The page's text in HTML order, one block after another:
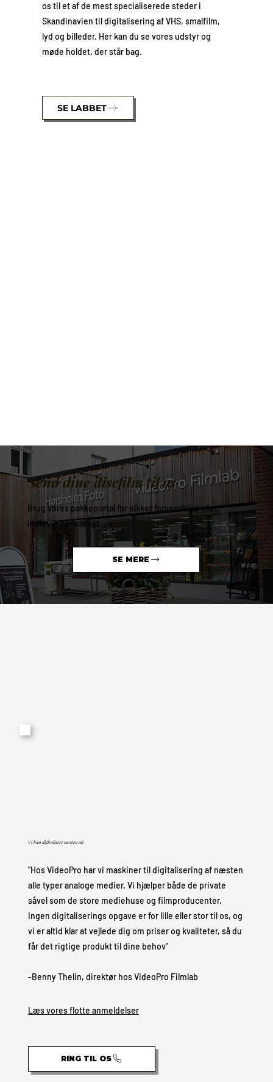
os til et af de mest specialiserede steder i
Skandinavien til digitalisering af VHS, smalfilm,
lyd og billeder. Her kan du se vores udstyr og
møde holdet, der står bag.
SE LABBET
Send dine discfilm til os
Brug vores pakkeportal for sikker forsendelse eller
indlevér personligt
SE MERE
Vi kan digitalisere næsten alt
"Hos VideoPro har vi maskiner til digitalisering af næsten
alle typer analoge medier. Vi hjælper både de private
såvel som de store mediehuse og filmproducenter.
Ingen digitaliserings opgave er for lille eller stor til os, og
vi er altid klar at vejlede dig om priser og kvaliteter, så du
får det rigtige produkt til dine behov"
-Benny Thelin, direktør hos VideoPro Filmlab
Læs vores flotte anmeldelser
RING TIL OS